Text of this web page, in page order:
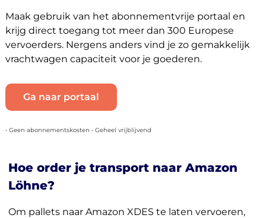
Maak gebruik van het abonnementvrije portaal en
krijg direct toegang tot meer dan 300 Europese
vervoerders. Nergens anders vind je zo gemakkelijk
vrachtwagen capaciteit voor je goederen.
Ga naar portaal
• Geen abonnementskosten • Geheel vrijblijvend
Hoe order je transport naar Amazon
Löhne?
Om pallets naar Amazon XDES te laten vervoeren,